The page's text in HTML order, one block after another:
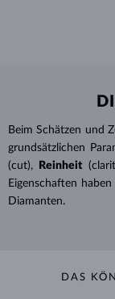
Beim Schätzen und
grundsätzlichen
(cut),
Reinheit
Eigenschaften
Diamanten.
DAS